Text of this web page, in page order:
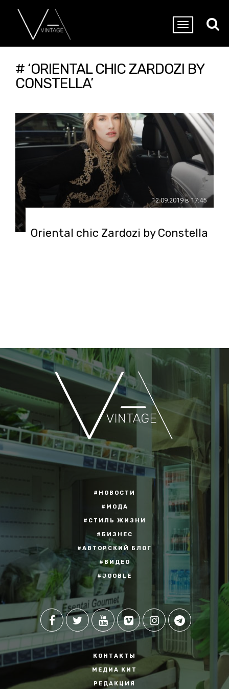
# ‘ORIENTAL CHIC ZARDOZI BY
CONSTELLA’
12.09.2019 в 17:45
Oriental chic Zardozi by Constella
#НОВОСТИ
#МОДА
#СТИЛЬ ЖИЗНИ
#БИЗНЕС
#АВТОРСКИЙ БЛОГ
#ВИДЕО
#JOOBLE
КОНТАКТЫ
МЕДИА КИТ
РЕДАКЦИЯ